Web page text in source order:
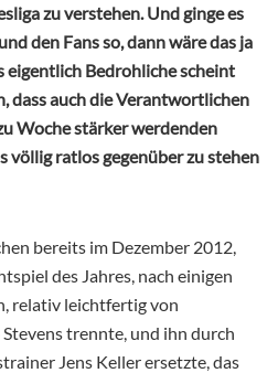
zu verstehen. Und ginge es
den Fans so, dann wäre das ja
eigentlich Bedrohliche scheint
dass auch die Verantwortlichen
Woche stärker werdenden
völlig ratlos gegenüber zu stehen
bereits im Dezember 2012,
des Jahres, nach einigen
relativ leichtfertig von
Stevens trennte, und ihn durch
Jens Keller ersetzte, das